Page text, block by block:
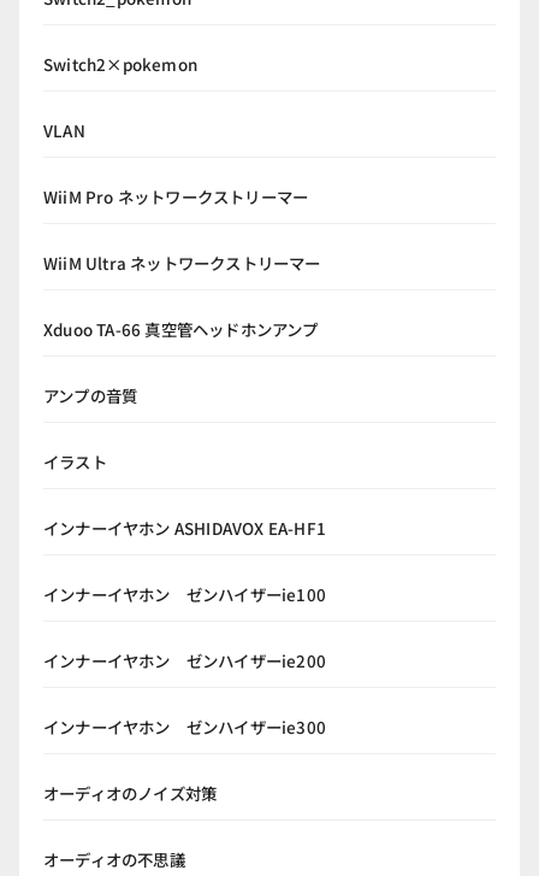
Switch2×pokemon
VLAN
WiiM Pro ネットワークストリーマー
WiiM Ultra ネットワークストリーマー
Xduoo TA-66 真空管ヘッドホンアンプ
アンプの音質
イラスト
インナーイヤホン ASHIDAVOX EA-HF1
インナーイヤホン ゼンハイザーie100
インナーイヤホン ゼンハイザーie200
インナーイヤホン ゼンハイザーie300
オーディオのノイズ対策
オーディオの不思議